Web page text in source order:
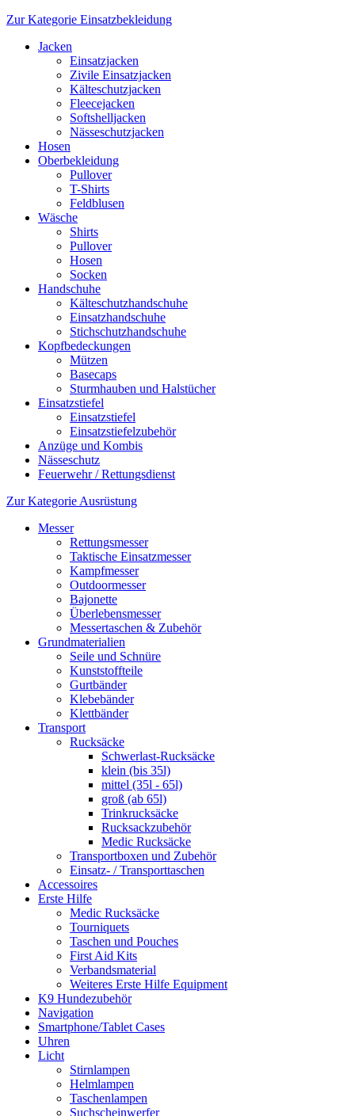
Zur Kategorie Einsatzbekleidung
Jacken
Einsatzjacken
Zivile Einsatzjacken
Kälteschutzjacken
Fleecejacken
Softshelljacken
Nässeschutzjacken
Hosen
Oberbekleidung
Pullover
T-Shirts
Feldblusen
Wäsche
Shirts
Pullover
Hosen
Socken
Handschuhe
Kälteschutzhandschuhe
Einsatzhandschuhe
Stichschutzhandschuhe
Kopfbedeckungen
Mützen
Basecaps
Sturmhauben und Halstücher
Einsatzstiefel
Einsatzstiefel
Einsatzstiefelzubehör
Anzüge und Kombis
Nässeschutz
Feuerwehr / Rettungsdienst
Zur Kategorie Ausrüstung
Messer
Rettungsmesser
Taktische Einsatzmesser
Kampfmesser
Outdoormesser
Bajonette
Überlebensmesser
Messertaschen & Zubehör
Grundmaterialien
Seile und Schnüre
Kunststoffteile
Gurtbänder
Klebebänder
Klettbänder
Transport
Rucksäcke
Schwerlast-Rucksäcke
klein (bis 35l)
mittel (35l - 65l)
groß (ab 65l)
Trinkrucksäcke
Rucksackzubehör
Medic Rucksäcke
Transportboxen und Zubehör
Einsatz- / Transporttaschen
Accessoires
Erste Hilfe
Medic Rucksäcke
Tourniquets
Taschen und Pouches
First Aid Kits
Verbandsmaterial
Weiteres Erste Hilfe Equipment
K9 Hundezubehör
Navigation
Smartphone/Tablet Cases
Uhren
Licht
Stirnlampen
Helmlampen
Taschenlampen
Suchscheinwerfer